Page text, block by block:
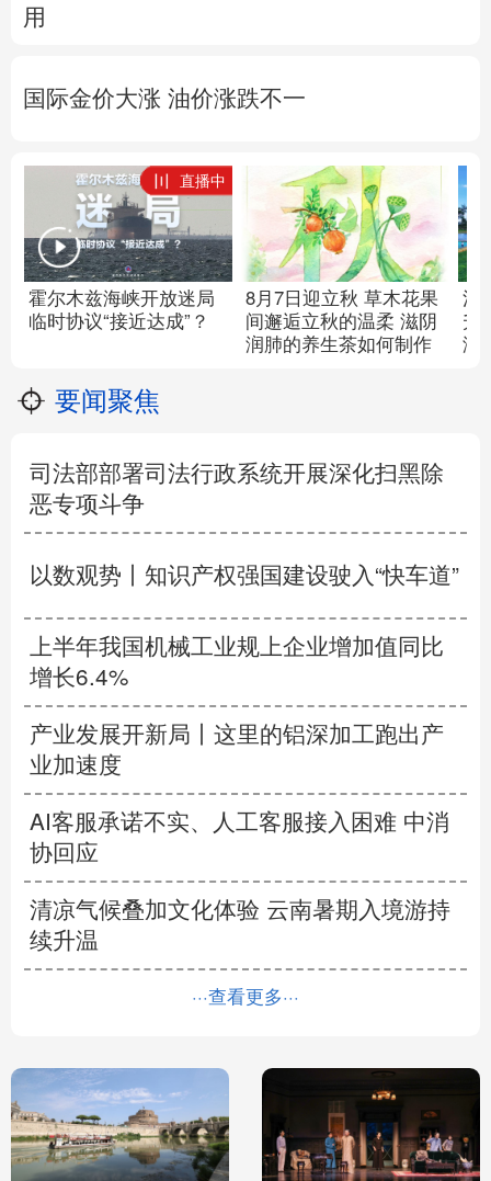
用
国际金价大涨 油价涨跌不一
直播中
霍尔木兹海峡开放迷局
临时协议“接近达成”？
8月7日迎立秋 草木花果
间邂逅立秋的温柔 滋阴
润肺的养生茶如何制作
消
升
济
要闻聚焦
司法部部署司法行政系统开展深化扫黑除
恶专项斗争
以数观势丨知识产权强国建设驶入“快车道”
上半年我国机械工业规上企业增加值同比
增长6.4%
产业发展开新局丨 这里的铝深加工跑出产
业加速度
AI客服承诺不实、人工客服接入困难 中消
协回应
清凉气候叠加文化体验 云南暑期入境游持
续升温
···查看更多···